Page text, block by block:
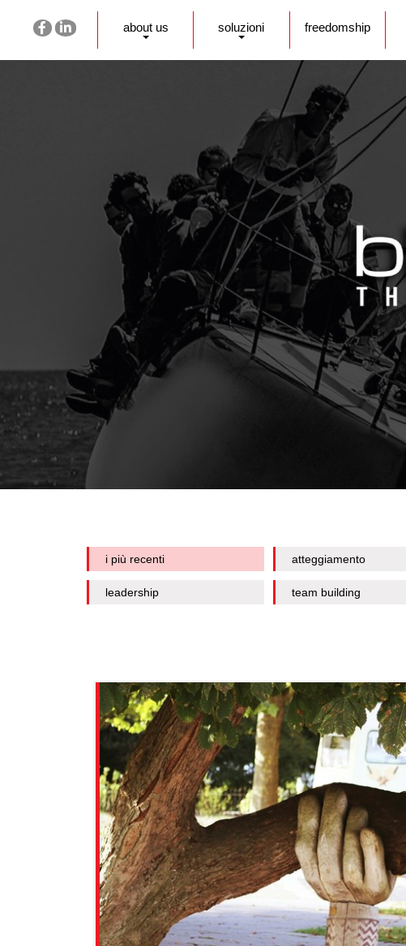
about us soluzioni freedomship
i più recenti atteggiamento
leadership team building